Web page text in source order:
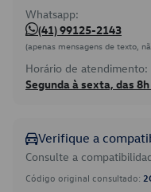
Whatsapp:
(41) 99125-2143
(apenas mensagens de texto,
Horário de atendimento:
Segunda à sexta, das
Verifique a
Consulte a
Código original consultado: